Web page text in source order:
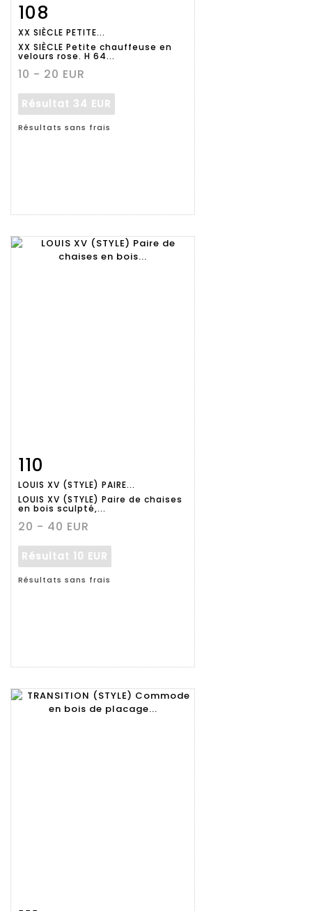
Fiche
détaillée
108
XX SIÈCLE PETITE...
XX SIÈCLE Petite chauffeuse en
velours rose. H 64...
10 - 20 EUR
Résultat 34 EUR
Résultats sans frais
détaillée
110
LOUIS XV (STYLE) PAIRE...
LOUIS XV (STYLE) Paire de chaises
en bois sculpté,...
20 - 40 EUR
Résultat 10 EUR
Résultats sans frais